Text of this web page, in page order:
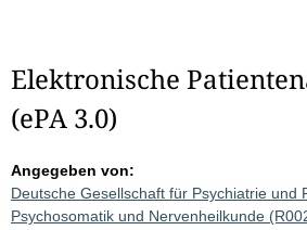
Elektronische
(ePA 3.0)
Angegeben von:
Deutsche Gesellschaft für Psychiatrie und
Psychosomatik und Nervenheilkunde